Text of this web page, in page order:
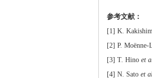
参考文献：
[1] K.
[2] P. Moënne-
[3] T. Hino et
[4] N. Sato et